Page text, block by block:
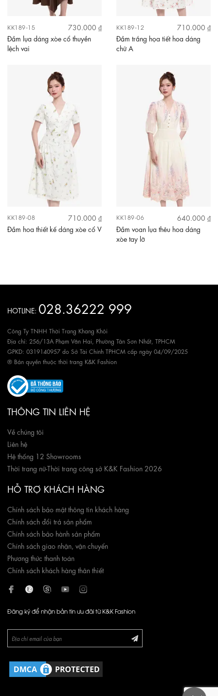
KK189-15
730.000 ₫
Đầm lụa dáng xòe cổ thuyền
lệch vai
KK189-12
710.000 ₫
Đầm trắng họa tiết hoa dáng
chữ A
KK189-08
710.000 ₫
Đầm hoa thiết kế dáng xòe cổ V
KK189-06
640.000 ₫
Đầm voan lụa thêu hoa dáng
xòe tay lỡ
HOTLINE: 028.36222 999
Công Ty TNHH Thời Trang Khang Khôi
Địa chỉ: 256/13A Phạm Văn Hai, Phường Tân Sơn Nhất, TPHCM
GPKD: 0319140957 do Sở Tài Chính TPHCM cấp ngày 04/09/2025
® Bản quyền thuộc thời trang K&K Fashion
THÔNG TIN LIÊN HỆ
Về chúng tôi
Liên hệ
Hệ thống 12 Showrooms
Thời trang nữ-Thời trang công sở K&K Fashion 2026
HỖ TRỢ KHÁCH HÀNG
Chính sách bảo mật thông tin khách hàng
Chính sách đổi trả sản phẩm
Chính sách bảo hành sản phẩm
Chính sách giao nhận, vận chuyển
Phương thức thanh toán
Chính sách khách hàng thân thiết
Đăng ký để nhận bản tin ưu đãi từ K&K Fashion